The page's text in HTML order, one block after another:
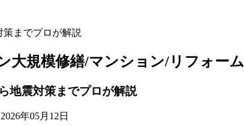
までプロが解説
大規模修繕/マンション/リフォーム
地震対策までプロが解説
2026年05月12日